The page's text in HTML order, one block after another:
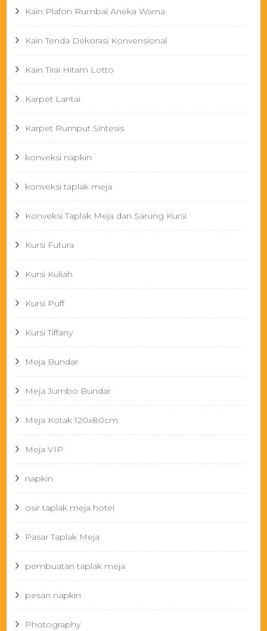
Kain Plafon Rumbai Aneka Warna
Kain Tenda Dekorasi Konvensional
Kain Tirai Hitam Lotto
Karpet Lantai
Karpet Rumput Sintesis
konveksi napkin
konveksi taplak meja
Konveksi Taplak Meja dan Sarung Kursi
Kursi Futura
Kursi Kuliah
Kursi Puff
Kursi Tiffany
Meja Bundar
Meja Jumbo Bundar
Meja Kotak 120x80cm
Meja VIP
napkin
osir taplak meja hotel
Pasar Taplak Meja
pembuatan taplak meja
pesan napkin
Photography